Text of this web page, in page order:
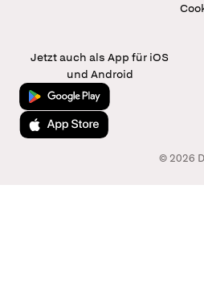
Jetzt auch als App für iOS
und Android
Jetzt bei Google Play
Laden im App Store
© 2026